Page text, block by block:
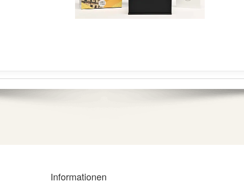
Informationen